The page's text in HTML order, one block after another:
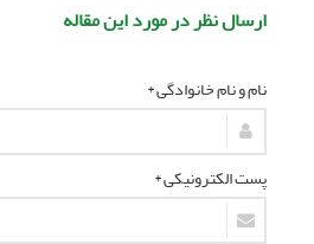
ارسال نظر در مورد این مقاله
نام و نام خانوادگی *
پست الکترونیکی *